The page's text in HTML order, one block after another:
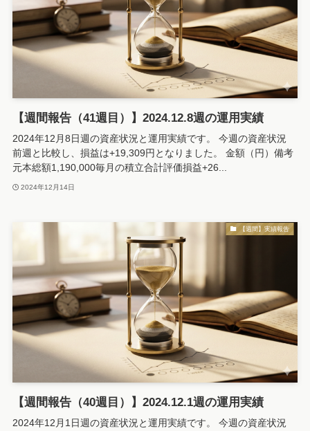
【週間報告（41週目）】2024.12.8週の運用実績
2024年12月8日週の資産状況と運用実績です。 今週の資産状況
前週と比較し、損益は+19,309円となりました。 金額（円）備考
元本総額1,190,000毎月の積立合計評価損益+26...
2024年12月14日
【週間】実績報告
【週間報告（40週目）】2024.12.1週の運用実績
2024年12月1日週の資産状況と運用実績です。 今週の資産状況